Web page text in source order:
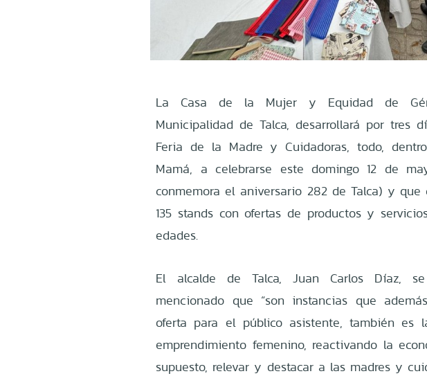
La Casa de la Mujer y Equidad de
Municipalidad de Talca, desarrollará por tres
Feria de la Madre y Cuidadoras, todo,
Mamá, a celebrarse este domingo 12 de
conmemora el aniversario 282 de Talca) y que
135 stands con ofertas de productos y
edades.
El alcalde de Talca, Juan Carlos Díaz,
mencionado que “son instancias que
oferta para el público asistente, también es
emprendimiento femenino, reactivando la
supuesto, relevar y destacar a las madres y